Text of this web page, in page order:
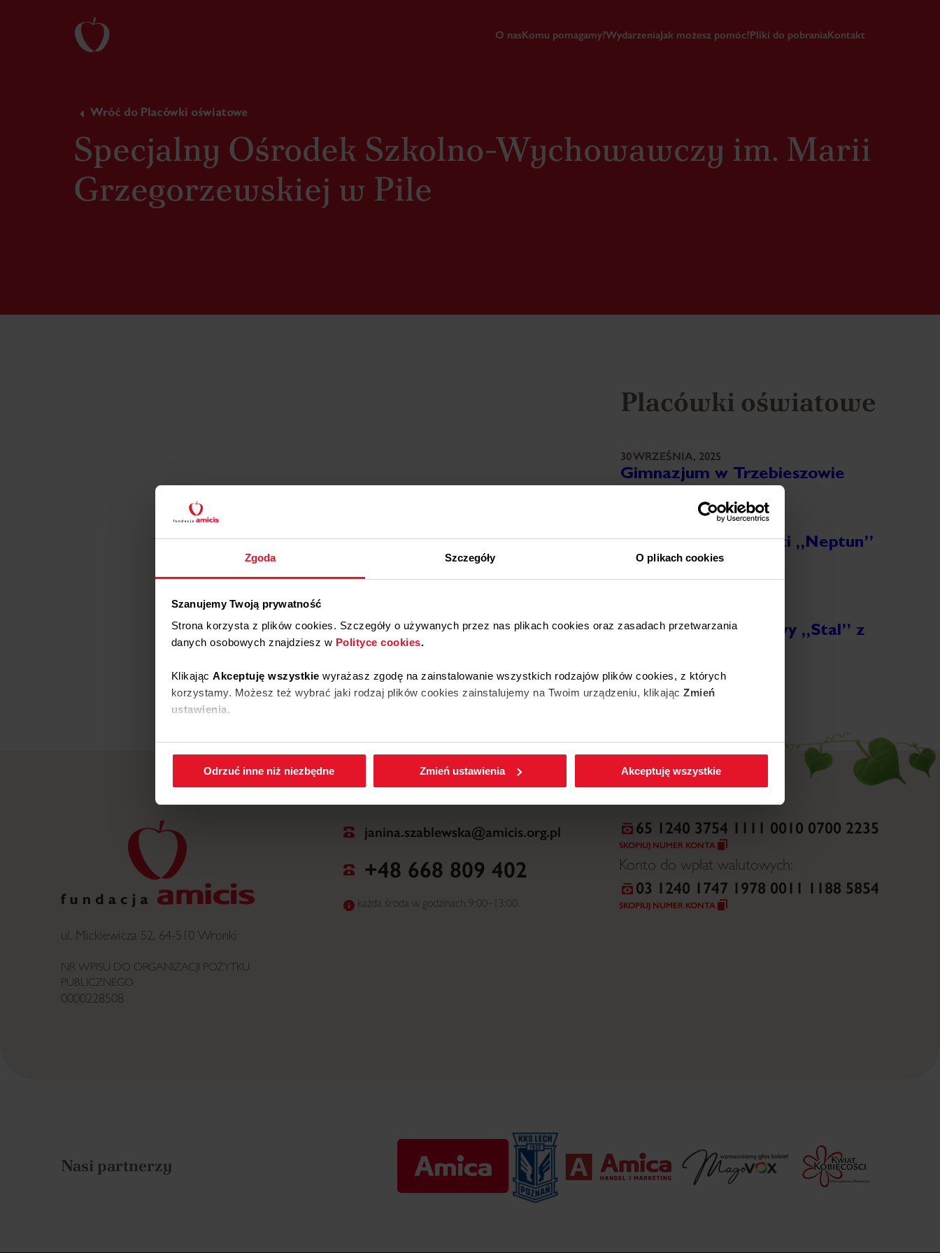
Zgoda Szczegóły O plikach cookies
Szanujemy Twoją prywatność
Strona korzysta z plików cookies. Szczegóły o używanych przez nas plikach cookies oraz zasadach przetwarzania
danych osobowych znajdziesz w Polityce cookies.
Klikając Akceptuję wszystkie wyrażasz zgodę na zainstalowanie wszystkich rodzajów plików cookies, z których
korzystamy. Możesz też wybrać jaki rodzaj plików cookies zainstalujemy na Twoim urządzeniu, klikając Zmień
ustawienia.
W każdej chwili możesz zmienić wybrane przez Ciebie ustawienia plików cookies wchodząc w zakładkęPolityka
Odrzuć inne niż niezbędne
Zmień ustawienia Akceptuję wszystkie
O nasKomu pomagamy?WydarzeniaJak możesz pomóc?Pliki do pobraniaKontakt
Wróć do Placówki oświatowe
Specjalny Ośrodek Szkolno-Wychowawczy im. Marii
Grzegorzewskiej w Pile
Placówki oświatowe
30 WRZEŚNIA, 2025
Gimnazjum w Trzebieszowie
30 WRZEŚNIA, 2025
Klub Przyjaciół Dzieci „Neptun”
Gdańska
Więcej
Miejski Klub Sportowy „Stal” z
Więcej
ul. Mickiewicza 52, 64-510 Wronki
NR WPISU DO ORGANIZACJI POŻYTKU
PUBLICZNEGO
0000228508
janina.szablewska@amicis.org.pl
+48 668 809 402
każda środa w godzinach 9:00–13:00
65 1240 3754 1111 0010 0700 2235
SKOPIUJ NUMER KONTA
Konto do wpłat walutowych:
03 1240 1747 1978 0011 1188 5854
SKOPIUJ NUMER KONTA
Nasi partnerzy